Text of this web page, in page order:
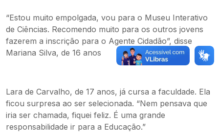
“Estou muito empolgada, vou para o Museu Interativo
de Ciências. Recomendo muito para os outros jovens
fazerem a inscrição para o Agente Cidadão”, disse
Mariana Silva, de 16 anos
Lara de Carvalho, de 17 anos, já cursa a faculdade. Ela
ficou surpresa ao ser selecionada. “Nem pensava que
iria ser chamada, fiquei feliz. É uma grande
responsabilidade ir para a Educação.”